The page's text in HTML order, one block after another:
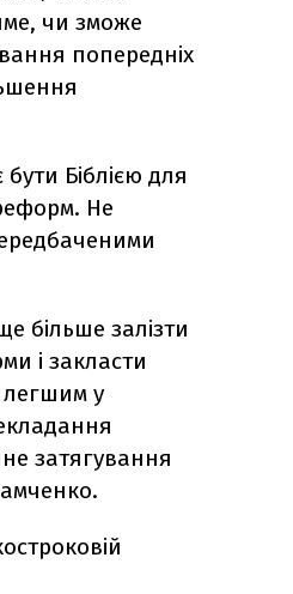
чи зможе
попередніх
Біблією для
Не
більше залізти
і закласти
легшим у
затягування